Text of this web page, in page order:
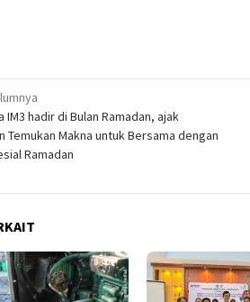
IM3 hadir di Bulan Ramadan, ajak
Temukan Makna untuk Bersama dengan
Ramadan